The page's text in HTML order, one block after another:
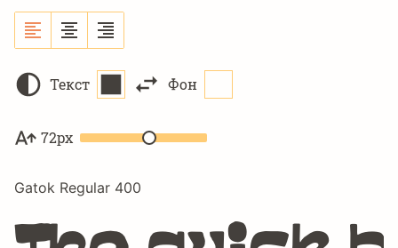
Текст Фон
72px
Gatok Regular 400